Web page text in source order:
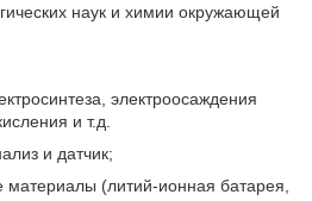
наук и химии окружающей
электроосаждения
и т.д.
и датчик;
материалы (литий-ионная батарея,